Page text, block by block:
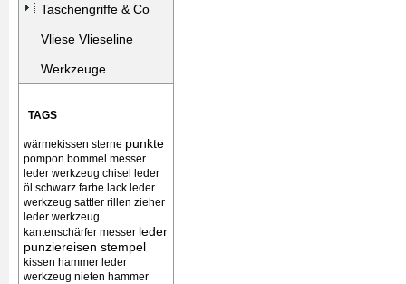
Taschengriffe & Co
Vliese Vlieseline
Werkzeuge
TAGS
wärmekissen sterne punkte
pompon bommel messer
leder werkzeug chisel
leder
öl schwarz farbe lack leder
werkzeug sattler rillen zieher
leder werkzeug
kantenschärfer messer leder
punziereisen stempel
kissen hammer leder
werkzeug nieten hammer